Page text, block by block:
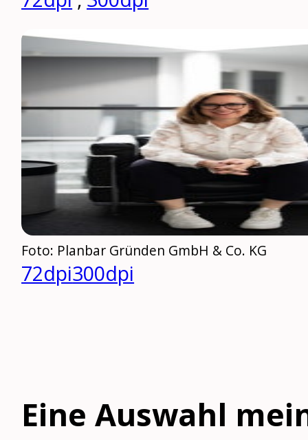
Foto: Planbar Gründen GmbH & Co. KG
72dpi300dpi
Eine Auswahl